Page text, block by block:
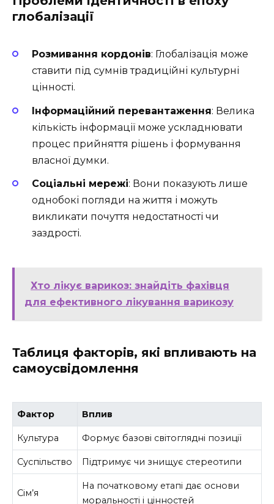
глобалізації
Розмивання кордонів: Глобалізація може
ставити під сумнів традиційні культурні
цінності.
Інформаційний перевантаження: Велика
кількість інформації може ускладнювати
процес прийняття рішень і формування
власної думки.
Соціальні мережі: Вони показують лише
однобокі погляди на життя і можуть
викликати почуття недостатності чи
заздрості.
Хто лікує варикоз: знайдіть фахівця
для ефективного лікування варикозу
Таблиця факторів, які впливають на
самоусвідомлення
Фактор Вплив
Культура Формує базові світоглядні позиції
Суспільство Підтримує чи знищує стереотипи
Сім’я
На початковому етапі дає основи
моральності і цінностей